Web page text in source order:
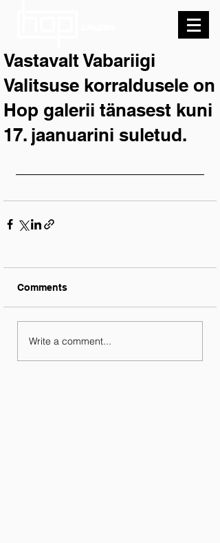
Vastavalt Vabariigi
Valitsuse korraldusele on
Hop galerii tänasest kuni
17. jaanuarini suletud.
Comments
Write a comment...